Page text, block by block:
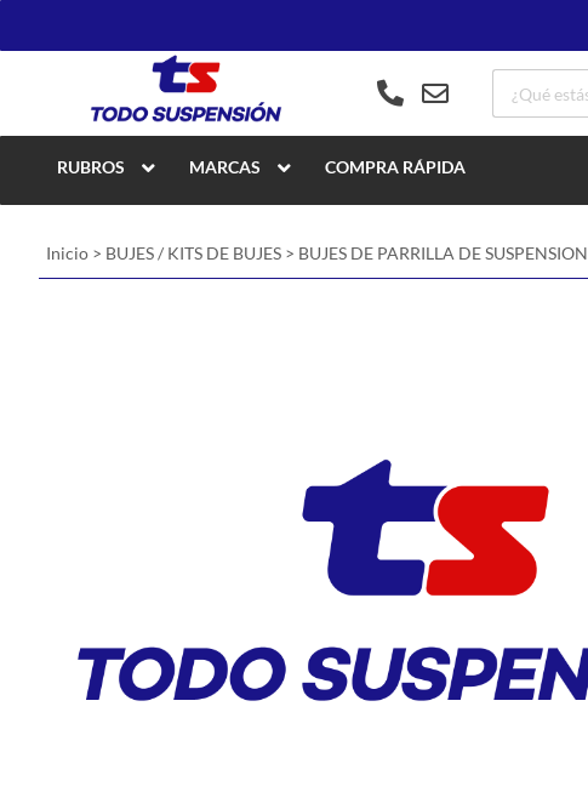
RUBROS MARCAS COMPRA RÁPIDA
Inicio > BUJES / KITS DE BUJES > BUJES DE PARRILLA DE SUSPENSION